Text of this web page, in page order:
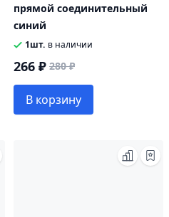
прямой соединительный
синий
1шт. в наличии
266 ₽ 280 ₽
В корзину